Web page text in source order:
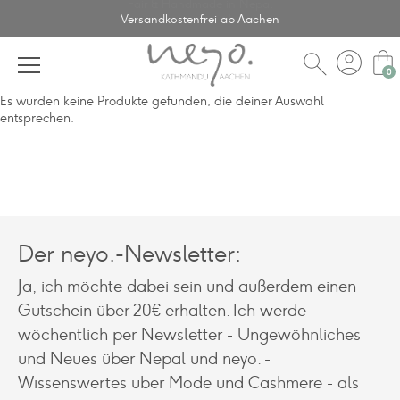
Versandkostenfrei ab Aachen
search account_circle shopping_bag
Es wurden keine Produkte gefunden, die deiner Auswahl
entsprechen.
Der neyo.-Newsletter:
Ja, ich möchte dabei sein und außerdem einen
Gutschein über 20€ erhalten. Ich werde
wöchentlich per Newsletter - Ungewöhnliches
und Neues über Nepal und neyo. -
Wissenswertes über Mode und Cashmere - als